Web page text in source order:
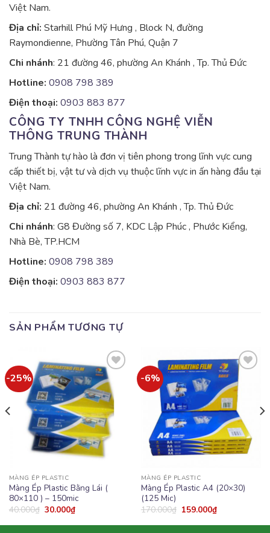
Việt Nam.
Địa chỉ: Starhill Phú Mỹ Hưng , Block N, đường
Raymondienne, Phường Tân Phú, Quận 7
Chi nhánh: 21 đường 46, phường An Khánh , Tp. Thủ Đức
Hotline: 0908 798 389
Điện thoại: 0903 883 877
CÔNG TY TNHH CÔNG NGHỆ VIỄN
THÔNG TRUNG THÀNH
Trung Thành tự hào là đơn vị tiên phong trong lĩnh vực cung
cấp thiết bị, vật tư và dịch vụ thuộc lĩnh vực in ấn hàng đầu tại
Việt Nam.
Địa chỉ: 21 đường 46, phường An Khánh , Tp. Thủ Đức
Chi nhánh: G8 Đường số 7, KDC Lập Phúc , Phước Kiểng,
Nhà Bè, TP.HCM
Hotline: 0908 798 389
Điện thoại: 0903 883 877
SẢN PHẨM TƯƠNG TỰ
-25%
Add to
wishlist
MÀNG ÉP PLASTIC
Màng Ép Plastic Bằng Lái (
80×110 ) – 150mic
40.000₫ 30.000₫
-6%
Add to
wishlist
MÀNG ÉP PLASTIC
Màng Ép Plastic A4 (20×30)
(125 Mic)
170.000₫ 159.000₫